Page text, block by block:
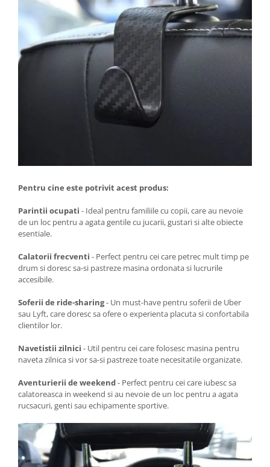
Pentru cine este potrivit acest produs:
Parintii ocupati - Ideal pentru familiile cu copii, care au nevoie
de un loc pentru a agata gentile cu jucarii, gustari si alte obiecte
esentiale.
Calatorii frecventi - Perfect pentru cei care petrec mult timp pe
drum si doresc sa-si pastreze masina ordonata si lucrurile
accesibile.
Soferii de ride-sharing- Un must-have pentru soferii de Uber
sau Lyft, care doresc sa ofere o experienta placuta si confortabila
clientilor lor.
Navetistii zilnici - Util pentru cei care folosesc masina pentru
naveta zilnica si vor sa-si pastreze toate necesitatile organizate.
Aventurierii de weekend- Perfect pentru cei care iubesc sa
calatoreasca in weekend si au nevoie de un loc pentru a agata
rucsacuri, genti sau echipamente sportive.